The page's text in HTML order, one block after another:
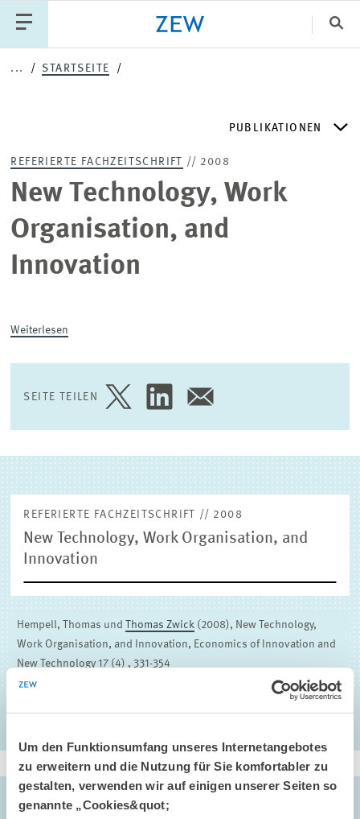
Um den Funktionsumfang unseres Internetangebotes
zu erweitern und die Nutzung für Sie komfortabler zu
gestalten, verwenden wir auf einigen unserer Seiten so
genannte „Cookies&quot;
... STARTSEITE
PUBLIKATIONEN
ZEW DISCUSSION PAPERS
(EXTERNE) FORSCHUNGSPUBLIKATIONEN
New Technology, Work
Organisation, and
Innovation
REFERIERTE FACHZEITSCHRIFT // 2008
Weiterlesen
SEITE TEILEN
SEITE
TWITTER
SEITE
LINKEDIN
SEITE
E-
REFERIERTE FACHZEITSCHRIFT // 2008
New Technology, Work Organisation, and
Innovation
Hempell, Thomas und Thomas Zwick (2008), New Technology,
Work Organisation, and Innovation, Economics of Innovation and
New Technology 17 (4) , 331-354